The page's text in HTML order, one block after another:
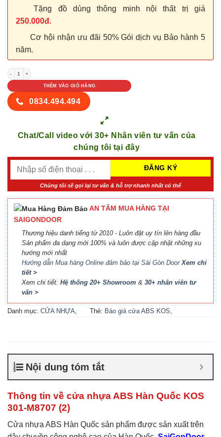
Tặng đồ dùng thông minh nội thất trị giá
250.000đ.
Cơ hội nhận ưu đãi 50% Gói dịch vụ Bảo hành 5
năm.
CỬA NHỰA ABS HÀN QUỐC KOS 301-M8707 (2) số lượng
THÊM VÀO GIỎ HÀNG
0834.494.494
Chat/Call video với 30+ Nhân viên tư vấn của
chúng tôi tại đây
Chúng tôi sẽ gọi lại tư vấn & hỗ trợ nhanh nhất có thể
AN TÂM MUA HÀNG TẠI
SAIGONDOOR
Thương hiệu danh tiếng từ 2010 - Luôn đặt uy tín lên hàng đầu
Sản phẩm đa dạng mới 100% và luôn được cập nhật những xu
hướng mới nhất
Hướng dẫn Mua hàng Online đảm bảo tại Sài Gòn DoorXem chi
tiết >
Xem chi tiết: Hệ thống 20+ Showroom & 30+ nhân viên tư
vấn >
Danh mục: CỬA NHỰA,
Thẻ: Báo giá cửa ABS KOS,
nhựa ABS Hàn Quốc là gì
Cửa nhựa ABS Hàn Quốc
tại TP Vĩnh,Cửa nhựa ABS
nhựa ABS KOS
Nội dung tóm tắt
Thông tin về cửa nhựa ABS Hàn Quốc KOS
301-M8707 (2)
Cửa nhựa ABS Hàn Quốc sản phẩm được sản xuất trên